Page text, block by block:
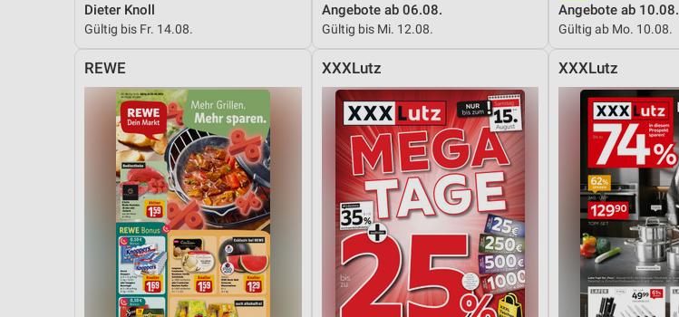
Dieter Knoll
Gültig bis Fr. 14.08.
Angebote ab 06.08.
Gültig bis Mi. 12.08.
Angebote ab 10.08.
Gültig ab Mo. 10.08.
REWE XXXLutz XXXLutz